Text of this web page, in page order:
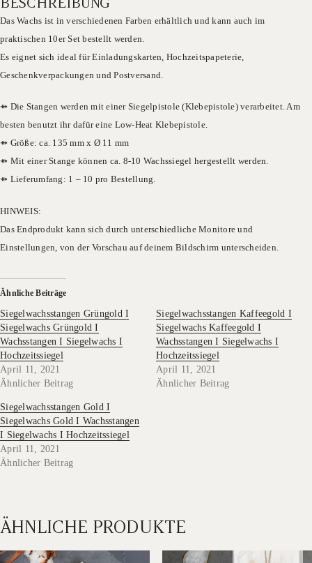
Das Wachs ist in verschiedenen Farben erhältlich und kann auch im
praktischen 10er Set bestellt werden.
Es eignet sich ideal für Einladungskarten, Hochzeitspapeterie,
Geschenkverpackungen und Postversand.
⤁ Die Stangen werden mit einer Siegelpistole (Klebepistole) verarbeitet. Am
besten benutzt ihr dafür eine Low-Heat Klebepistole.
⤁ Größe: ca. 135 mm x Ø 11 mm
⤁ Mit einer Stange können ca. 8-10 Wachssiegel hergestellt werden.
⤁ Lieferumfang: 1 – 10 pro Bestellung.
HINWEIS:
Das Endprodukt kann sich durch unterschiedliche Monitore und
Einstellungen, von der Vorschau auf deinem Bildschirm unterscheiden.
Ähnliche Beiträge
Siegelwachsstangen Grüngold I
Siegelwachs Grüngold I
Wachsstangen I Siegelwachs I
Hochzeitssiegel
April 11, 2021
Ähnlicher Beitrag
Siegelwachsstangen Kaffeegold I
Siegelwachs Kaffeegold I
Wachsstangen I Siegelwachs I
Hochzeitssiegel
April 11, 2021
Ähnlicher Beitrag
Siegelwachsstangen Gold I
Siegelwachs Gold I Wachsstangen
I Siegelwachs I Hochzeitssiegel
April 11, 2021
Ähnlicher Beitrag
ÄHNLICHE PRODUKTE